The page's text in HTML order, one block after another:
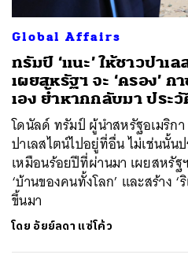
Global Affairs
ทรัมป์ ‘แนะ’ ให้ชาวปาเ
เผยสหรัฐฯ จะ ‘ครอง’
เอง ย้ำหากกลับมา ประวั
โดนัลด์ ทรัมป์ ผู้นำสหรัฐอเมริกา
ปาเลสไตน์ไปอยู่ที่อื่น ไม่เช่นนั้น
เหมือนร้อยปีที่ผ่านมา เผยสหรั
‘บ้านของคนทั้งโลก’ และสร้าง ‘
ขึ้นมา
โดย อัยย์ลดา แซ่โค้ว
ค้นหา
SHARE